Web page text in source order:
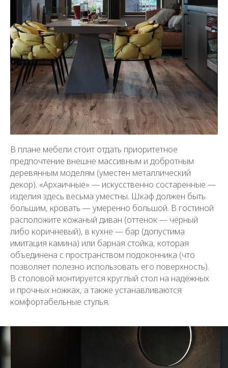
В плане мебели стоит отдать приоритетное
предпочтение внешне массивным и добротным
деревянным моделям (уместен металлический
декор). «Архаичные» — искусственно состаренные —
изделия здесь весьма уместны. Шкаф должен быть
большим, кровать — умеренно большой. В гостиной
расположите кожаный диван (оттенок — чёрный
либо коричневый), в кухне — бар (допустима
имитация камина) или барная стойка, которая
объединена с пространством подоконника (что
позволяет полезно использовать его поверхность).
В столовой монтируется круглый стол на надёжных
и прочных ножках, а также устанавливаются
комфортабельные стулья.